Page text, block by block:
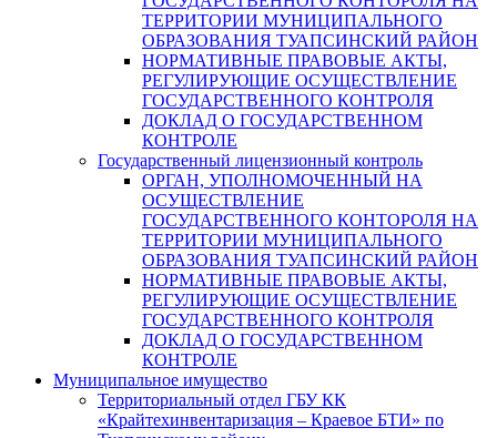
ТЕРРИТОРИИ МУНИЦИПАЛЬНОГО
ОБРАЗОВАНИЯ ТУАПСИНСКИЙ РАЙОН
НОРМАТИВНЫЕ ПРАВОВЫЕ АКТЫ,
РЕГУЛИРУЮЩИЕ ОСУЩЕСТВЛЕНИЕ
ГОСУДАРСТВЕННОГО КОНТРОЛЯ
ДОКЛАД О ГОСУДАРСТВЕННОМ
КОНТРОЛЕ
Государственный лицензионный контроль
ОРГАН, УПОЛНОМОЧЕННЫЙ НА
ОСУЩЕСТВЛЕНИЕ
ГОСУДАРСТВЕННОГО КОНТОРОЛЯ НА
ТЕРРИТОРИИ МУНИЦИПАЛЬНОГО
ОБРАЗОВАНИЯ ТУАПСИНСКИЙ РАЙОН
НОРМАТИВНЫЕ ПРАВОВЫЕ АКТЫ,
РЕГУЛИРУЮЩИЕ ОСУЩЕСТВЛЕНИЕ
ГОСУДАРСТВЕННОГО КОНТРОЛЯ
ДОКЛАД О ГОСУДАРСТВЕННОМ
КОНТРОЛЕ
Муниципальное имущество
Территориальный отдел ГБУ КК
«Крайтехинвентаризация – Краевое БТИ» по